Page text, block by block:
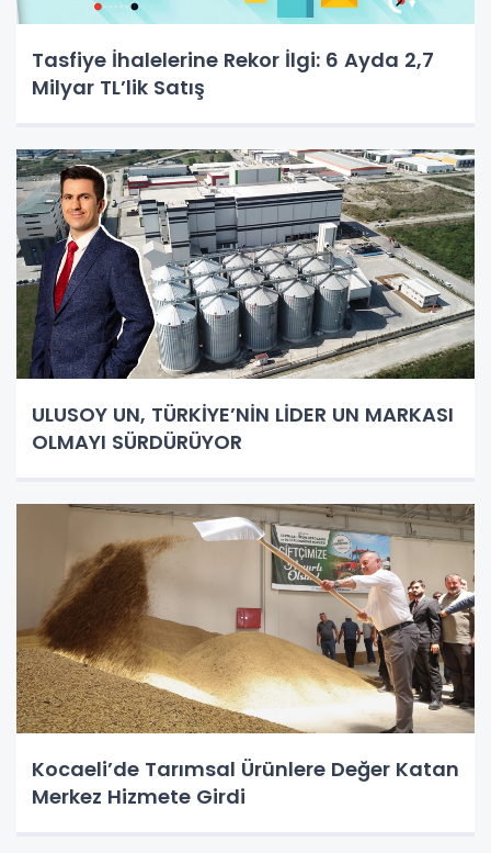
Tasfiye İhalelerine Rekor İlgi: 6 Ayda 2,7
Milyar TL’lik Satış
ULUSOY UN, TÜRKİYE’NİN LİDER UN MARKASI
OLMAYI SÜRDÜRÜYOR
Kocaeli’de Tarımsal Ürünlere Değer Katan
Merkez Hizmete Girdi